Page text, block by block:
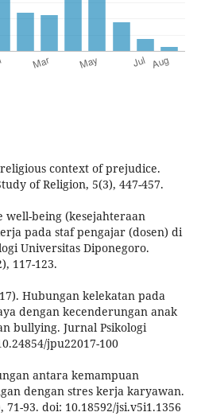
context of prejudice.
of Religion, 5(3), 447-457.
well-being (kesejahteraan
pada staf pengajar (dosen) di
Universitas Diponegoro.
117-123.
Hubungan kelekatan pada
dengan kecenderungan anak
bullying. Jurnal Psikologi
jpu22017-100
antara kemampuan
dengan stres kerja karyawan.
93. doi: 10.18592/jsi.v5i1.1356